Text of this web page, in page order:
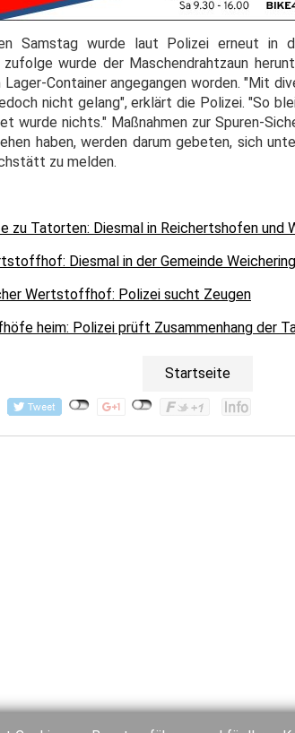
Samstag wurde laut Polizei erneut in
zufolge wurde der Maschendrahtzaun
Lager-Container angegangen worden. "Mit
nicht gelang", erklärt die Polizei. "So
wurde nichts." Maßnahmen zur Spuren-
haben, werden darum gebeten, sich
zu melden.
Tatorten: Diesmal in Reichertshofen und
Diesmal in der Gemeinde Weichering
Wertstoffhof: Polizei sucht Zeugen
heim: Polizei prüft Zusammenhang der
Startseite